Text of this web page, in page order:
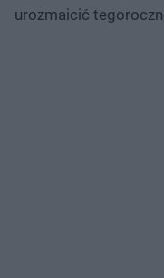
urozmaicić